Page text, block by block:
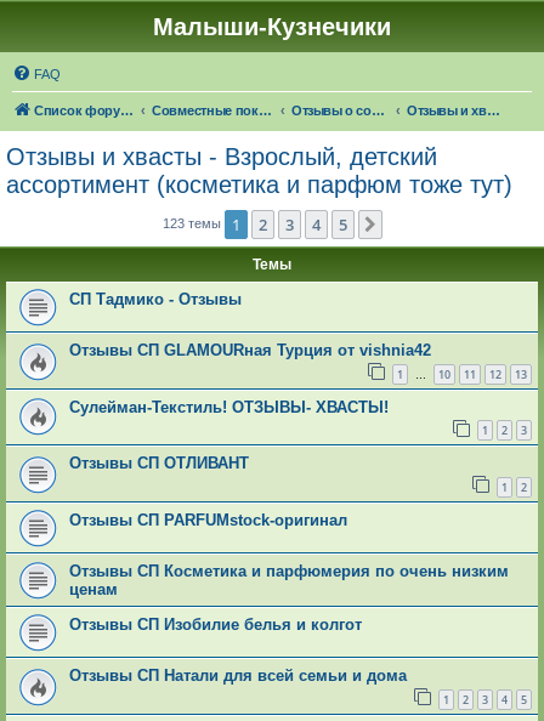
Малыши-Кузнечики
FAQ
Список форумов Совместные покупки "Малыши-Кузнечики" Отзывы о совместных покупках Отзывы и хвасты - Взрослый, детский ассортимент (косметика и парфюм тоже тут)
Отзывы и хвасты - Взрослый, детский
ассортимент (косметика и парфюм тоже тут)
123 темы 1 2 3 4 5
Темы
СП Тадмико - Отзывы
Отзывы СП GLAMOURная Турция от vishnia42
1 … 10 11 12 13
Сулейман-Текстиль! ОТЗЫВЫ- ХВАСТЫ!
1 2 3
Отзывы СП ОТЛИВАНТ
1 2
Отзывы СП PARFUMstock-оригинал
Отзывы СП Косметика и парфюмерия по очень низким
ценам
Отзывы СП Изобилие белья и колгот
Отзывы СП Натали для всей семьи и дома
1 2 3 4 5